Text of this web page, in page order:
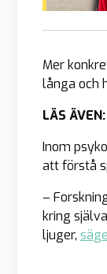
Mer
långa och
LÄS ÄVEN:
Inom
att förstå
–
kring
ljuger,